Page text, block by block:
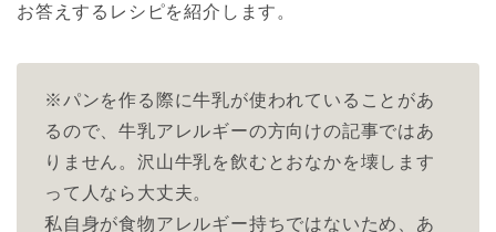
お答えするレシピを紹介します。
※パンを作る際に牛乳が使われていることがあ
るので、牛乳アレルギーの方向けの記事ではあ
りません。沢山牛乳を飲むとおなかを壊します
って人なら大丈夫。
私自身が食物アレルギー持ちではないため、あ